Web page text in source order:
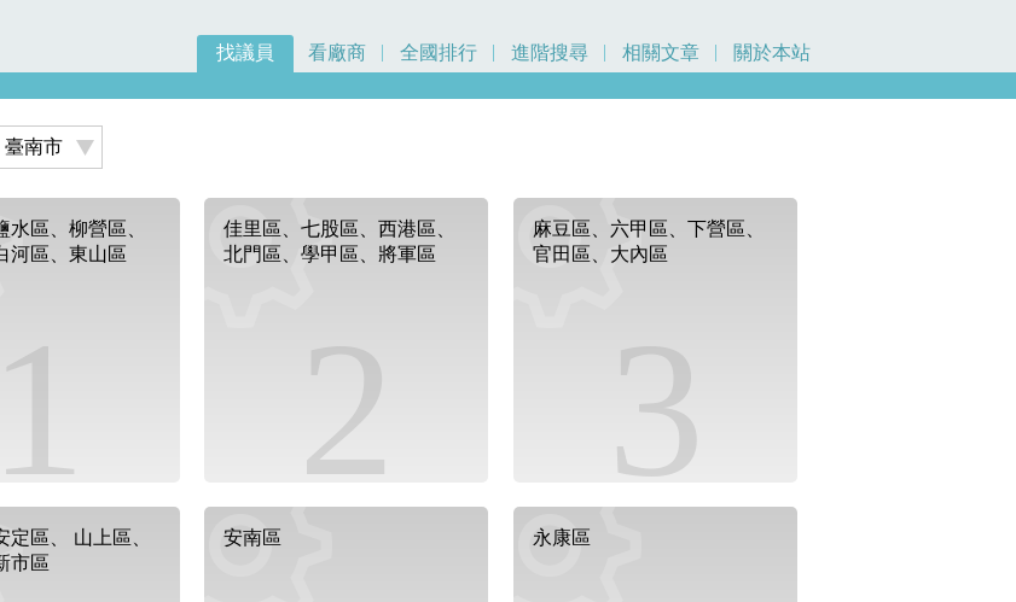
找議員 看廠商 全國排行 進階搜尋 相關文章 關於本站
1
水區、柳營區、
河區、東山區
2
佳里區、七股區、西港區、
北門區、學甲區、將軍區
3
麻豆區、六甲區、下營區、
官田區、大內區
定區、 山上區、
市區
安南區 永康區